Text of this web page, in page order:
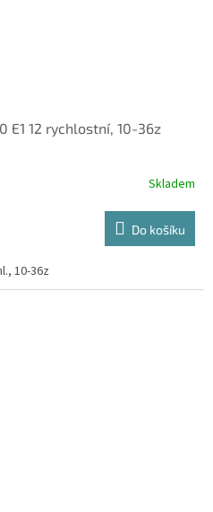
E1 12 rychlostní, 10-36z
Skladem
Do košíku
10-36z